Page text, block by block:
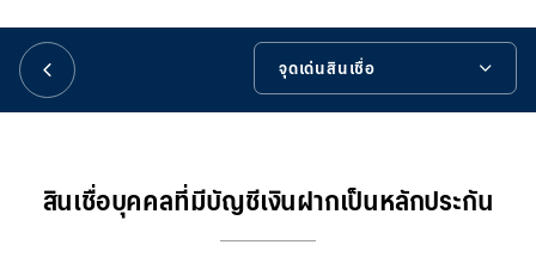
日本語
จุดเด่นสินเชื่อ
รายละเอียดสินเชื่อ
ลงทะเบียนสินเชื่อบ้านบัวหลวงออนไลน์
สินเชื่อบุคคลที่มีบัญชีเงินฝากเป็นหลักประกัน